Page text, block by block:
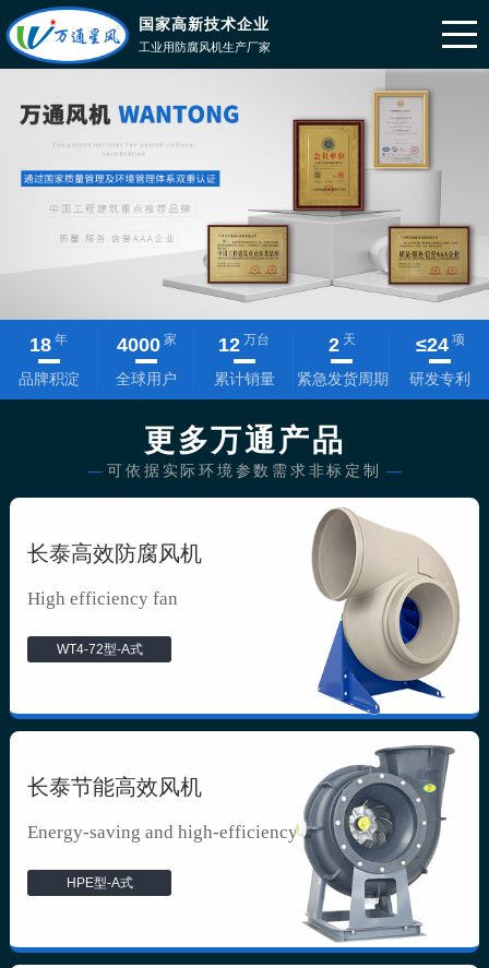
国家高新技术企业
工业用防腐风机生产厂家
18 年
品牌积淀
4000家
全球用户
12 万台
累计销量
2 天
紧急发货周期
≤24 项
研发专利
更多万通产品
— 可依据实际环境参数需求非标定制 —
长泰高效防腐风机
High efficiency fan
WT4-72型-A式
长泰节能高效风机
Energy-saving and high-efficiency f...
HPE型-A式